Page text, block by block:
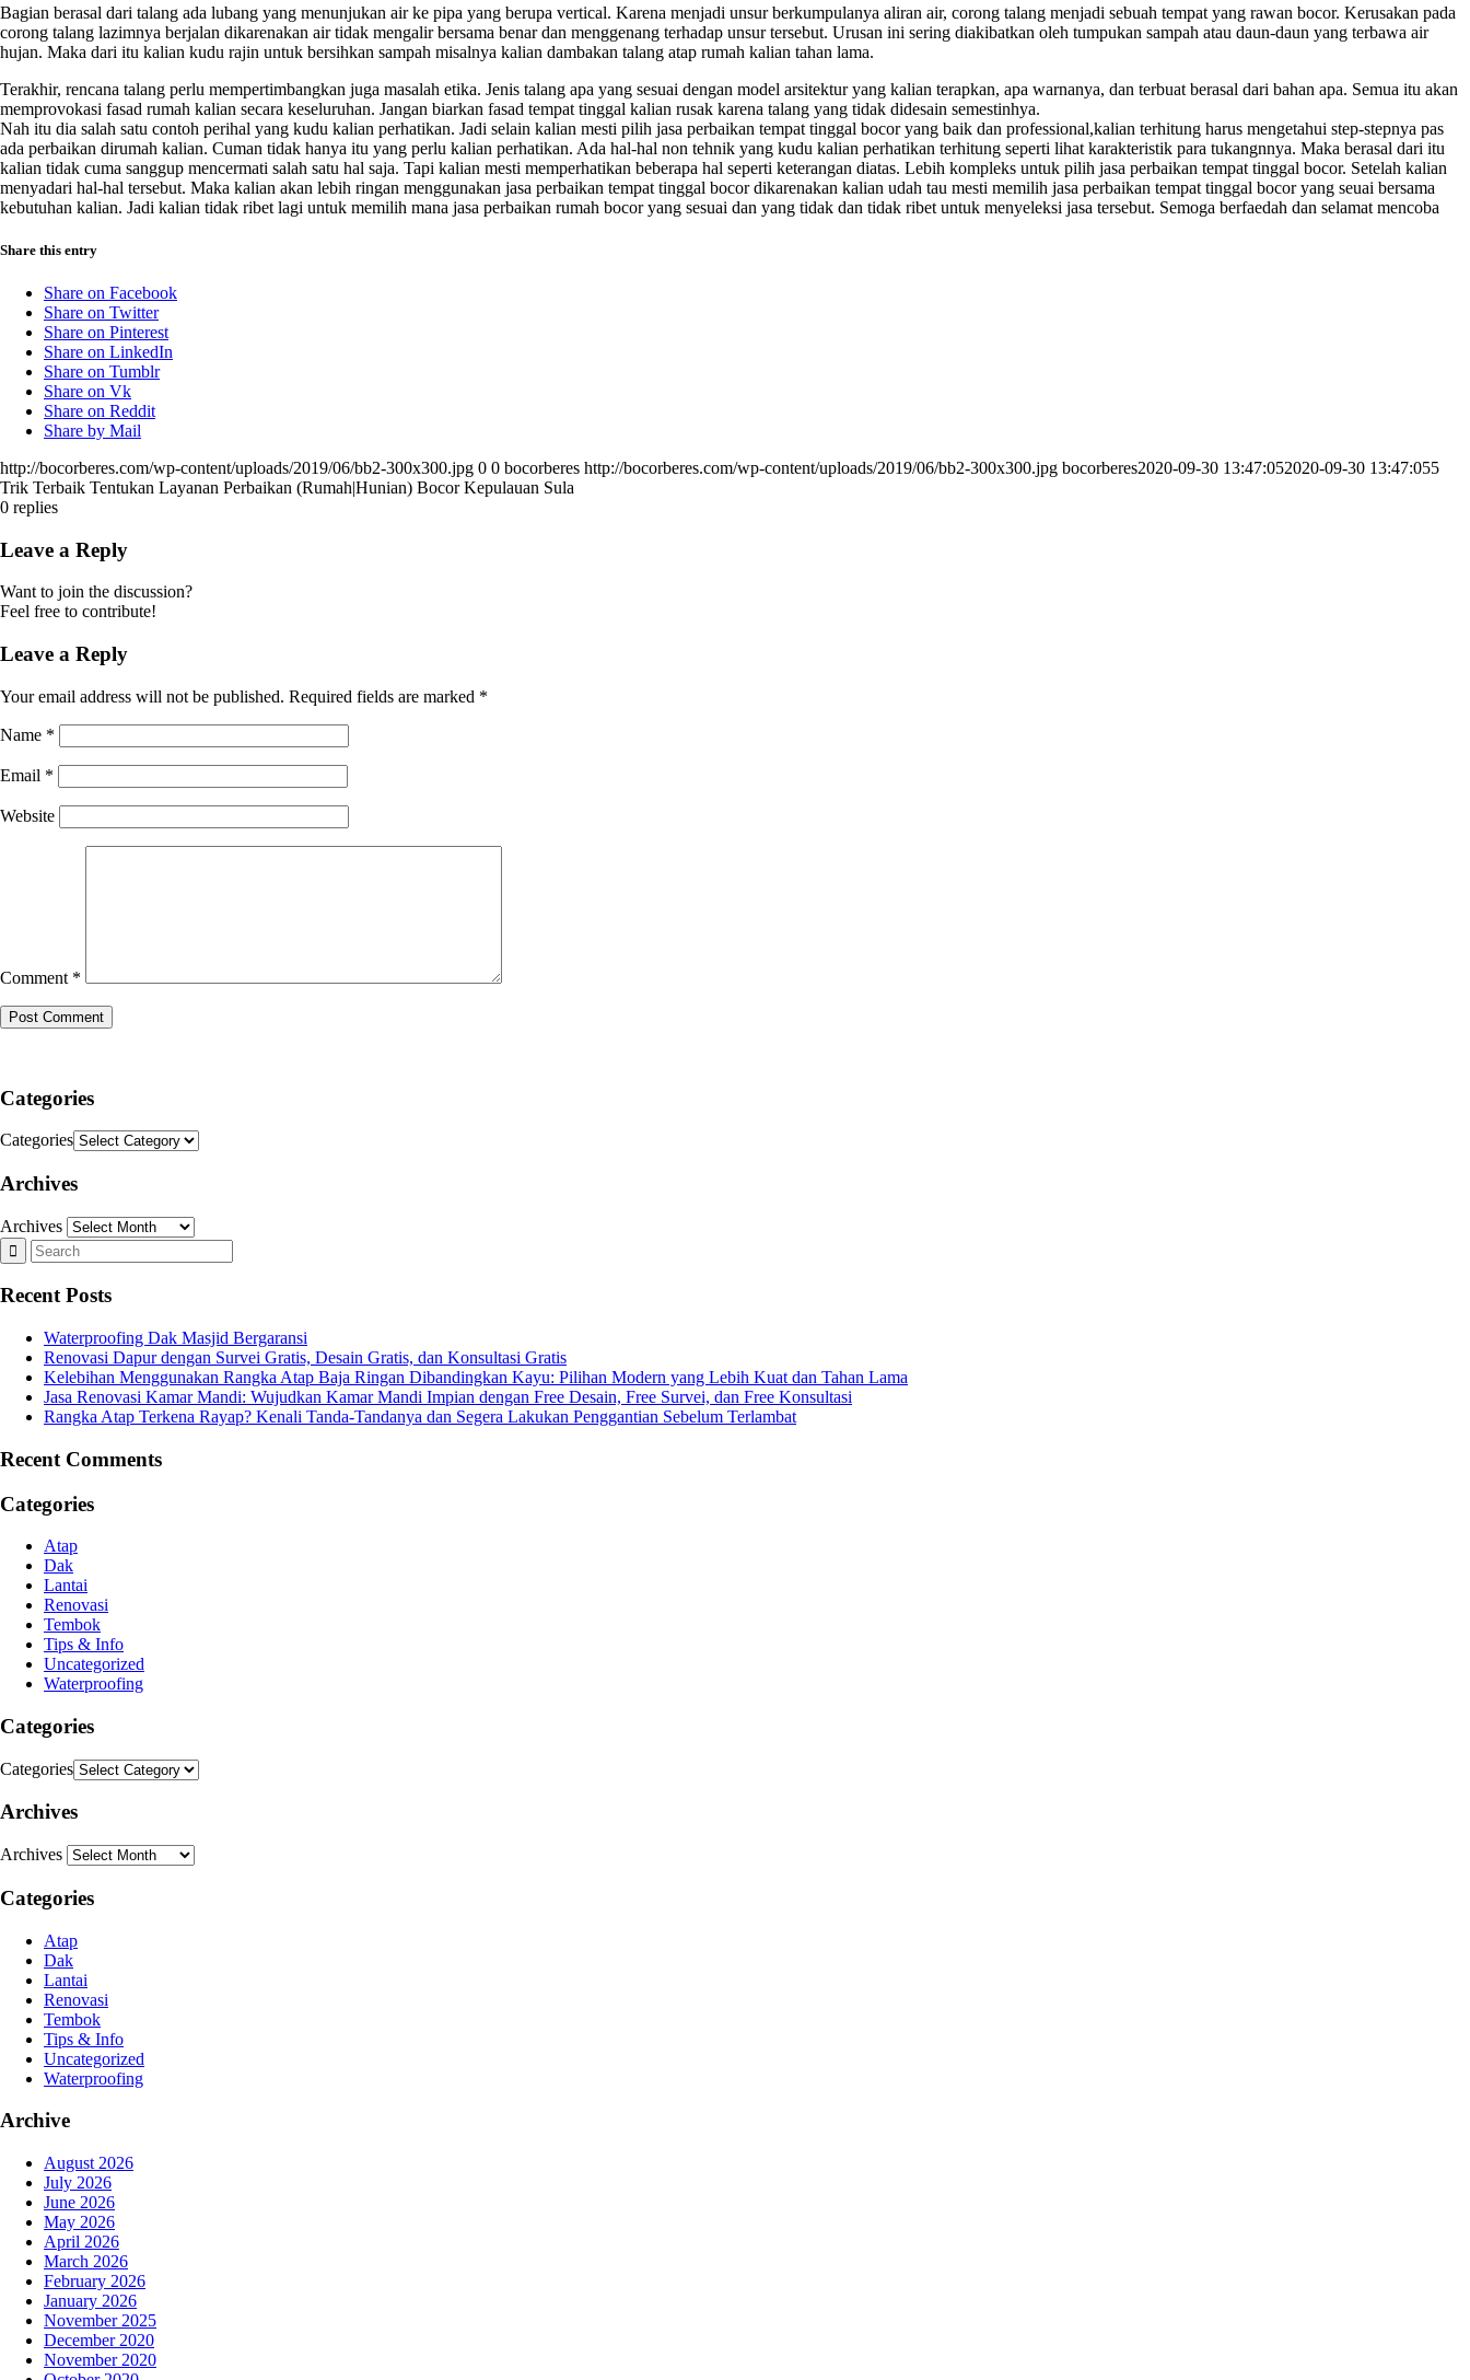
Bagian berasal dari talang ada lubang yang menunjukan air ke pipa yang berupa vertical. Karena menjadi unsur berkumpulanya aliran air, corong talang menjadi sebuah tempat yang rawan bocor. Kerusakan pada
corong talang lazimnya berjalan dikarenakan air tidak mengalir bersama benar dan menggenang terhadap unsur tersebut. Urusan ini sering diakibatkan oleh tumpukan sampah atau daun-daun yang terbawa air
hujan. Maka dari itu kalian kudu rajin untuk bersihkan sampah misalnya kalian dambakan talang atap rumah kalian tahan lama.
Terakhir, rencana talang perlu mempertimbangkan juga masalah etika. Jenis talang apa yang sesuai dengan model arsitektur yang kalian terapkan, apa warnanya, dan terbuat berasal dari bahan apa. Semua itu akan
memprovokasi fasad rumah kalian secara keseluruhan. Jangan biarkan fasad tempat tinggal kalian rusak karena talang yang tidak didesain semestinhya.
Nah itu dia salah satu contoh perihal yang kudu kalian perhatikan. Jadi selain kalian mesti pilih jasa perbaikan tempat tinggal bocor yang baik dan professional,kalian terhitung harus mengetahui step-stepnya pas
ada perbaikan dirumah kalian. Cuman tidak hanya itu yang perlu kalian perhatikan. Ada hal-hal non tehnik yang kudu kalian perhatikan terhitung seperti lihat karakteristik para tukangnnya. Maka berasal dari itu
kalian tidak cuma sanggup mencermati salah satu hal saja. Tapi kalian mesti memperhatikan beberapa hal seperti keterangan diatas. Lebih kompleks untuk pilih jasa perbaikan tempat tinggal bocor. Setelah kalian
menyadari hal-hal tersebut. Maka kalian akan lebih ringan menggunakan jasa perbaikan tempat tinggal bocor dikarenakan kalian udah tau mesti memilih jasa perbaikan tempat tinggal bocor yang seuai bersama
kebutuhan kalian. Jadi kalian tidak ribet lagi untuk memilih mana jasa perbaikan rumah bocor yang sesuai dan yang tidak dan tidak ribet untuk menyeleksi jasa tersebut. Semoga berfaedah dan selamat mencoba
Share this entry
Share on Facebook
Share on Twitter
Share on Pinterest
Share on LinkedIn
Share on Tumblr
Share on Vk
Share on Reddit
Share by Mail
http://bocorberes.com/wp-content/uploads/2019/06/bb2-300x300.jpg 0 0 bocorberes http://bocorberes.com/wp-content/uploads/2019/06/bb2-300x300.jpg bocorberes2020-09-30 13:47:052020-09-30 13:47:055
Trik Terbaik Tentukan Layanan Perbaikan (Rumah|Hunian) Bocor Kepulauan Sula
0 replies
Leave a Reply
Want to join the discussion?
Feel free to contribute!
Leave a Reply
Your email address will not be published. Required fields are marked *
Name *
Email *
Website
Comment *
Categories
Categories
Archives
Archives
Recent Posts
Waterproofing Dak Masjid Bergaransi
Renovasi Dapur dengan Survei Gratis, Desain Gratis, dan Konsultasi Gratis
Kelebihan Menggunakan Rangka Atap Baja Ringan Dibandingkan Kayu: Pilihan Modern yang Lebih Kuat dan Tahan Lama
Jasa Renovasi Kamar Mandi: Wujudkan Kamar Mandi Impian dengan Free Desain, Free Survei, dan Free Konsultasi
Rangka Atap Terkena Rayap? Kenali Tanda-Tandanya dan Segera Lakukan Penggantian Sebelum Terlambat
Recent Comments
Categories
Atap
Dak
Lantai
Renovasi
Tembok
Tips & Info
Uncategorized
Waterproofing
Categories
Categories
Archives
Archives
Categories
Atap
Dak
Lantai
Renovasi
Tembok
Tips & Info
Uncategorized
Waterproofing
Archive
August 2026
July 2026
June 2026
May 2026
April 2026
March 2026
February 2026
January 2026
November 2025
December 2020
November 2020